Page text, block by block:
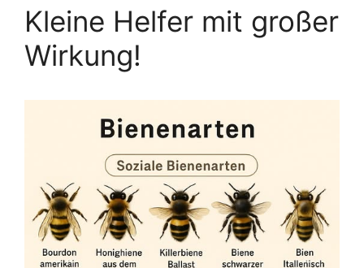
Kleine Helfer mit großer
Wirkung!